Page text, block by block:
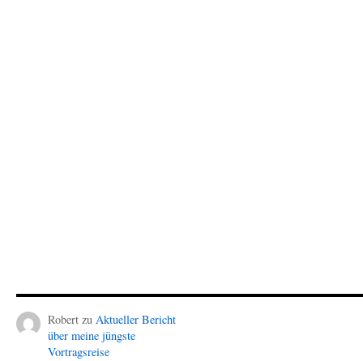
Robert zu Aktueller Bericht
über meine jüngste
Vortragsreise